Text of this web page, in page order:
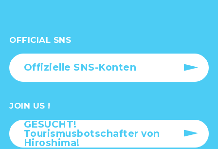
OFFICIAL SNS
Offizielle SNS-Konten
JOIN US !
GESUCHT!
Tourismusbotschafter von
Hiroshima!